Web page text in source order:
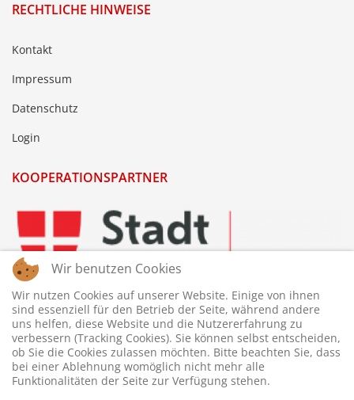
RECHTLICHE HINWEISE
Kontakt
Impressum
Datenschutz
Login
KOOPERATIONSPARTNER
Wir benutzen Cookies
Wir nutzen Cookies auf unserer Website. Einige von ihnen
sind essenziell für den Betrieb der Seite, während andere
uns helfen, diese Website und die Nutzererfahrung zu
verbessern (Tracking Cookies). Sie können selbst entscheiden,
ob Sie die Cookies zulassen möchten. Bitte beachten Sie, dass
bei einer Ablehnung womöglich nicht mehr alle
Funktionalitäten der Seite zur Verfügung stehen.